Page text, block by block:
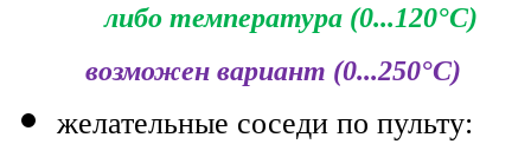
либо температура (0...120°С)
возможен вариант (0...250°С)
желательные соседи по пульту: